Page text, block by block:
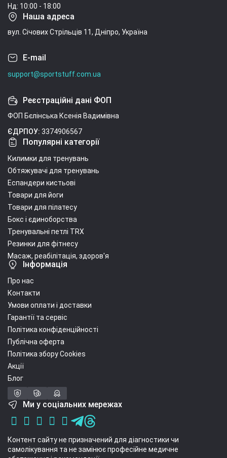
Нд: 10:00 - 18:00
Наша адреса
вул. Січових Стрільців 11, Дніпро, Україна
E-mail
support@sportstuff.com.ua
Реєстраційні дані ФОП
ФОП Бєлінська Ксенія Вадимівна
ЄДРПОУ: 3374906567
Популярні категорії
Килимки для тренувань
Обтяжувачі для тренувань
Еспандери кистьові
Товари для йоги
Товари для пілатесу
Бокс і єдиноборства
Тренувальні петлі TRX
Резинки для фітнесу
Масаж, реабілітація, здоров'я
Інформація
Про нас
Контакти
Умови оплати і доставки
Гарантії та сервіс
Політика конфіденційності
Публічна оферта
Політика збору Cookies
Акції
Блог
Ми у соціальних мережах
Контент сайту не призначений для діагностики чи
самолікування та не замінює професійне медичне